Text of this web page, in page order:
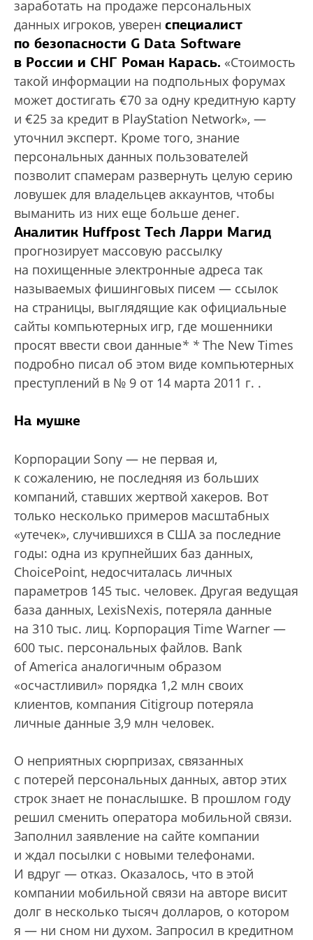
заработать на продаже персональных
данных игроков, уверен специалист
по безопасности G Data Software
в России и СНГ Роман Карась. «Стоимость
такой информации на подпольных форумах
может достигать €70 за одну кредитную карту
и €25 за кредит в PlayStation Network», —
уточнил эксперт. Кроме того, знание
персональных данных пользователей
позволит спамерам развернуть целую серию
ловушек для владельцев аккаунтов, чтобы
выманить из них еще больше денег.
Аналитик Huffpost Tech Ларри Магид
прогнозирует массовую рассылку
на похищенные электронные адреса так
называемых фишинговых писем — ссылок
на страницы, выглядящие как официальные
сайты компьютерных игр, где мошенники
просят ввести свои данные* * The New Тimes
подробно писал об этом виде компьютерных
преступлений в № 9 от 14 марта 2011 г. .
На мушке
Корпорации Sony — не первая и,
к сожалению, не последняя из больших
компаний, ставших жертвой хакеров. Вот
только несколько примеров масштабных
«утечек», случившихся в США за последние
годы: одна из крупнейших баз данных,
ChoicePoint, недосчиталась личных
параметров 145 тыс. человек. Другая ведущая
база данных, LexisNexis, потеряла данные
на 310 тыс. лиц. Корпорация Time Warner —
600 тыс. персональных файлов. Bank
of America аналогичным образом
«осчастливил» порядка 1,2 млн своих
клиентов, компания Citigroup потеряла
личные данные 3,9 млн человек.
О неприятных сюрпризах, связанных
с потерей персональных данных, автор этих
строк знает не понаслышке. В прошлом году
решил сменить оператора мобильной связи.
Заполнил заявление на сайте компании
и ждал посылки с новыми телефонами.
И вдруг — отказ. Оказалось, что в этой
компании мобильной связи на авторе висит
долг в несколько тысяч долларов, о котором
я — ни сном ни духом. Запросил в кредитном